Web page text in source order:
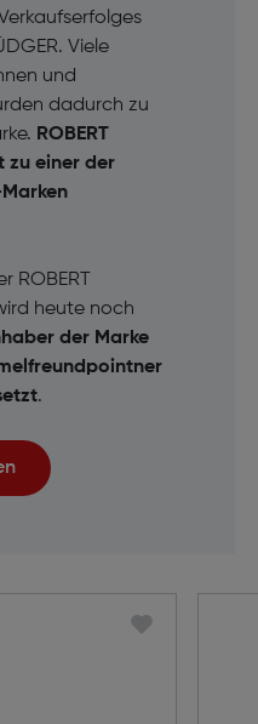
Viele
und
dadurch zu
ROBERT
zu einer der
ROBERT
heute noch
der Marke
.